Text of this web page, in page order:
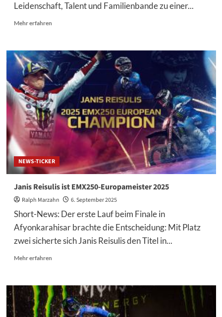
Leidenschaft, Talent und Familienbande zu einer...
Mehr erfahrenMehr
Yamaha
Brotherhood
–
Die
Reisulis-
Brüder
NEWS-TICKER
Janis Reisulis ist EMX250-Europameister 2025
Ralph Marzahn 6. September 2025
Short-News: Der erste Lauf beim Finale in
Afyonkarahisar brachte die Entscheidung: Mit Platz
zwei sicherte sich Janis Reisulis den Titel in...
Mehr erfahrenMehr
Janis
Reisulis
ist
EMX250-